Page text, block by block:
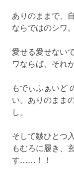
ありのままで、
ならではのシワ。
愛せる愛せない
ワならば、それ
もでぃふぁいど
い。ありのまま
し。
そして皺ひとつ
もむろに履き、
す……！！